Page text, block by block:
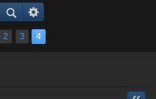
2 3 4